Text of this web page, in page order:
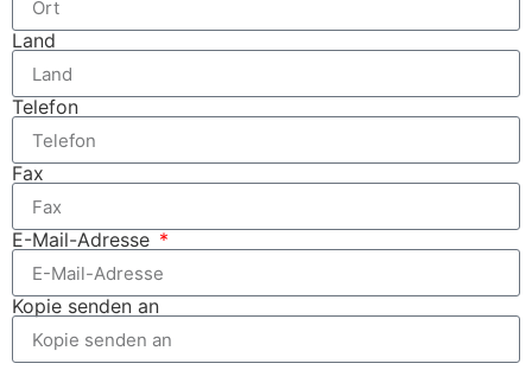
Land
Telefon
Fax
E-Mail-Adresse
Kopie senden an